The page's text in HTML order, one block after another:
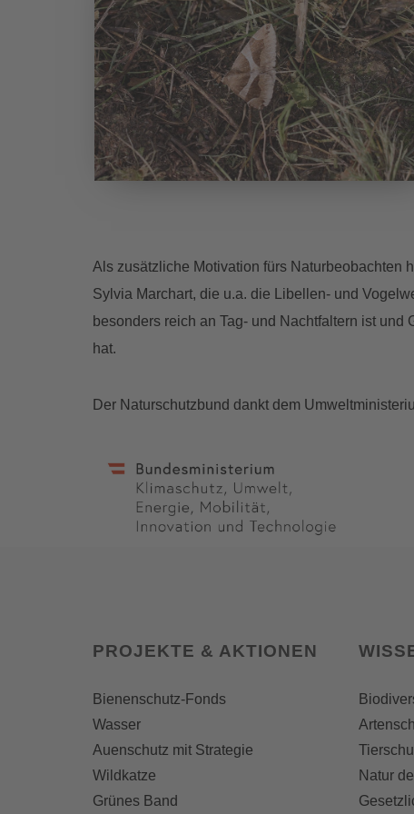
Als zusätzliche Motivation fürs Naturbeobachten
Sylvia Marchart, die u.a. die Libellen- und
besonders reich an Tag- und Nachtfaltern ist
hat.
Der Naturschutzbund dankt dem
PROJEKTE & AKTIONEN
Bienenschutz-Fonds
Wasser
Auenschutz mit Strategie
Wildkatze
Grünes Band
Natur